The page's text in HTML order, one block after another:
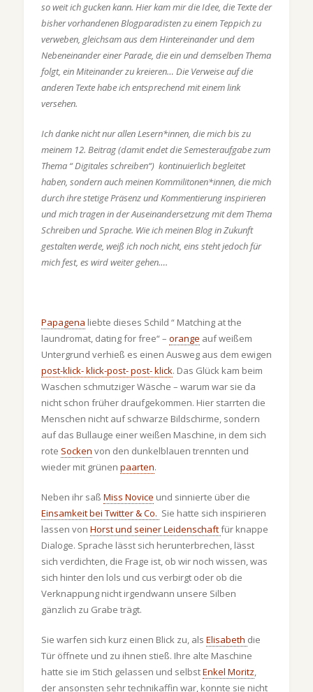
so weit ich gucken kann. Hier kam mir die Idee, die Texte der
bisher vorhandenen Blogparadisten zu einem Teppich zu
verweben, gleichsam aus dem Hintereinander und dem
Nebeneinander einer Parade, die ein und demselben Thema
folgt, ein Miteinander zu kreieren… Die Verweise auf die
anderen Texte habe ich entsprechend mit einem link
versehen.
Ich danke nicht nur allen Lesern*innen, die mich bis zu
meinem 12. Beitrag (damit endet die Semesteraufgabe zum
Thema “ Digitales schreiben“) kontinuierlich begleitet
haben, sondern auch meinen Kommilitonen*innen, die mich
durch ihre stetige Präsenz und Kommentierung inspirieren
und mich tragen in der Auseinandersetzung mit dem Thema
Schreiben und Sprache. Wie ich meinen Blog in Zukunft
gestalten werde, weiß ich noch nicht, eins steht jedoch für
mich fest, es wird weiter gehen….
Papagena liebte dieses Schild “ Matching at the
laundromat, dating for free“ – orange auf weißem
Untergrund verhieß es einen Ausweg aus dem ewigen
post-klick- klick-post- post- klick. Das Glück kam beim
Waschen schmutziger Wäsche – warum war sie da
nicht schon früher draufgekommen. Hier starrten die
Menschen nicht auf schwarze Bildschirme, sondern
auf das Bullauge einer weißen Maschine, in dem sich
rote Socken von den dunkelblauen trennten und
wieder mit grünen paarten.
Neben ihr saß Miss Novice und sinnierte über die
Einsamkeit bei Twitter & Co. Sie hatte sich inspirieren
lassen von Horst und seiner Leidenschaftfür knappe
Dialoge. Sprache lässt sich herunterbrechen, lässt
sich verdichten, die Frage ist, ob wir noch wissen, was
sich hinter den lols und cus verbirgt oder ob die
Verknappung nicht irgendwann unsere Silben
gänzlich zu Grabe trägt.
Sie warfen sich kurz einen Blick zu, als Elisabeth die
Tür öffnete und zu ihnen stieß. Ihre alte Maschine
hatte sie im Stich gelassen und selbstEnkel Moritz,
der ansonsten sehr technikaffin war, konnte sie nicht